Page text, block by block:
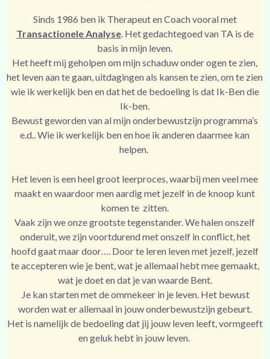
Sinds 1986 ben ik Therapeut en Coach vooral met
Transactionele Analyse. Het gedachtegoed van TA is de
basis in mijn leven.
Het heeft mij geholpen om mijn schaduw onder ogen te zien,
het leven aan te gaan, uitdagingen als kansen te zien, om te zien
wie ik werkelijk ben en dat het de bedoeling is dat Ik-Ben die
Ik-ben.
Bewust geworden van al mijn onderbewustzijn programma’s
e.d.. Wie ik werkelijk ben en hoe ik anderen daarmee kan
helpen.
Het leven is een heel groot leerproces, waarbij men veel mee
maakt en waardoor men aardig met jezelf in de knoop kunt
komen te zitten.
Vaak zijn we onze grootste tegenstander. We halen onszelf
onderuit, we zijn voortdurend met onszelf in conflict, het
hoofd gaat maar door…. Door te leren leven met jezelf, jezelf
te accepteren wie je bent, wat je allemaal hebt mee gemaakt,
wat je doet en dat je van waarde Bent.
Je kan starten met de ommekeer in je leven. Het bewust
worden wat er allemaal in jouw onderbewustzijn gebeurt.
Het is namelijk de bedoeling dat jij jouw leven leeft, vormgeeft
en geluk hebt in jouw leven.